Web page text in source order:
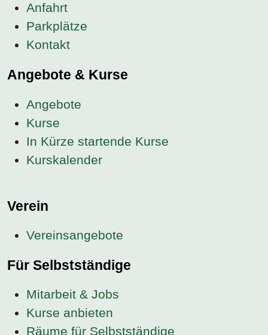
Anfahrt
Parkplätze
Kontakt
Angebote & Kurse
Angebote
Kurse
In Kürze startende Kurse
Kurskalender
Verein
Vereinsangebote
Für Selbstständige
Mitarbeit & Jobs
Kurse anbieten
Räume für Selbstständige